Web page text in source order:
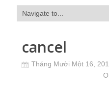
cancel
Tháng Mười Một 16,